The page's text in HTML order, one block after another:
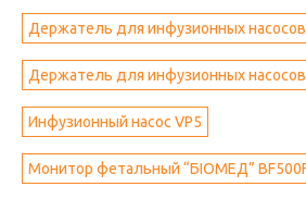
Держатель для инфузионных насосов
Держатель для инфузионных насосов
Инфузионный насос VP5
Монитор фетальный “БІОМЕД”